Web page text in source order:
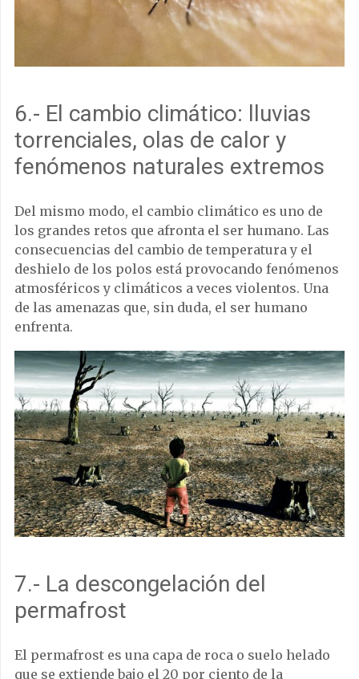
6.- El cambio climático: lluvias
torrenciales, olas de calor y
fenómenos naturales extremos
Del mismo modo, el cambio climático es uno de
los grandes retos que afronta el ser humano. Las
consecuencias del cambio de temperatura y el
deshielo de los polos está provocando fenómenos
atmosféricos y climáticos a veces violentos. Una
de las amenazas que, sin duda, el ser humano
enfrenta.
7.- La descongelación del
permafrost
El permafrost es una capa de roca o suelo helado
que se extiende bajo el 20 por ciento de la